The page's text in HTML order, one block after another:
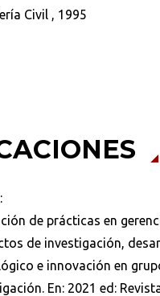
Civil , 1995
de prácticas en
de investigación,
e innovación en
En: 2021 ed: